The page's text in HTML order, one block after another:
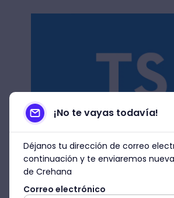
5. C#
Creado en 1999 por Anders
¡No te vayas todavía!
Déjanos tu dirección de correo
continuación y te enviaremos
de Crehana
Correo electrónico